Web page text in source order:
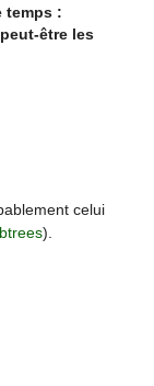
temps :
être les
celui
).